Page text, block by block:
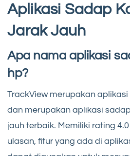
Aplikasi Sadap
Jarak Jauh
Apa nama aplikasi
hp?
TrackView merupakan
dan merupakan aplikasi
jauh terbaik. Memiliki rating
ulasan, fitur yang ada di